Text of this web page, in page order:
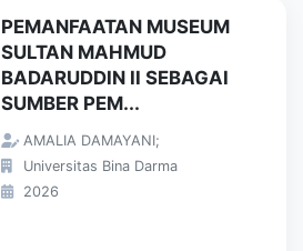
PEMANFAATAN MUSEUM
SULTAN MAHMUD
BADARUDDIN II SEBAGAI
SUMBER PEM...
AMALIA DAMAYANI;
Universitas Bina Darma
2026